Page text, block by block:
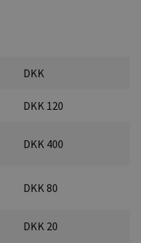
DKK
DKK 120
DKK 400
DKK 80
DKK 20